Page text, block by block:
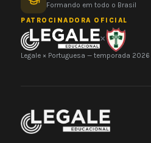
Formando em todo o Brasil
PATROCINADORA OFICIAL
×
Legale × Portuguesa — temporada 2026